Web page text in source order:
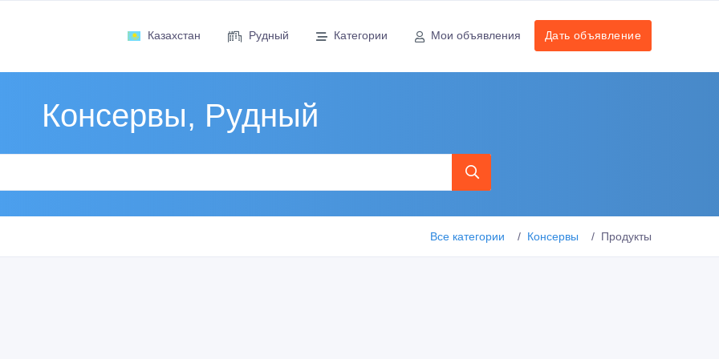
Казахстан Рудный Категории Мои объявления Дать объявление
Консервы, Рудный
Все категории Консервы Продукты